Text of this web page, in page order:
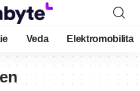
Veda Elektromobilita